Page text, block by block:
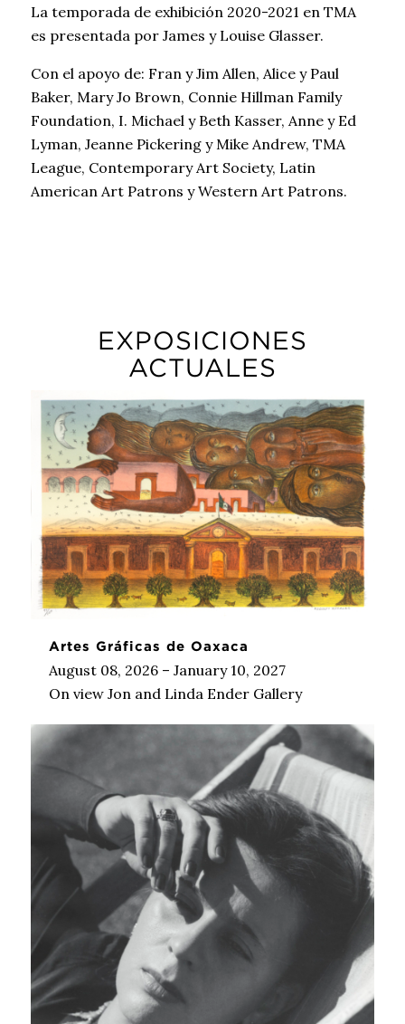
La temporada de exhibición 2020-2021 en TMA
es presentada por James y Louise Glasser.
Con el apoyo de: Fran y Jim Allen, Alice y Paul
Baker, Mary Jo Brown, Connie Hillman Family
Foundation, I. Michael y Beth Kasser, Anne y Ed
Lyman, Jeanne Pickering y Mike Andrew, TMA
League, Contemporary Art Society, Latin
American Art Patrons y Western Art Patrons.
EXPOSICIONES
ACTUALES
Artes Gráficas de Oaxaca
August 08, 2026 – January 10, 2027
On view Jon and Linda Ender Gallery